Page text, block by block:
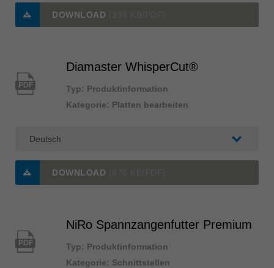
DOWNLOAD
PDF
Diamaster WhisperCut®
Typ: Produktinformation
Kategorie: Platten bearbeiten
DOWNLOAD
PDF
NiRo Spannzangenfutter Premium
Typ: Produktinformation
Kategorie: Schnittstellen